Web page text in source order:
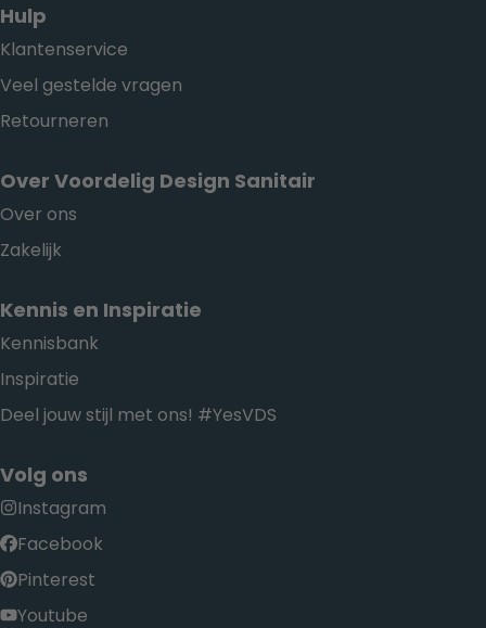
Hulp
Klantenservice
Veel gestelde vragen
Retourneren
Over Voordelig Design Sanitair
Over ons
Zakelijk
Kennis en Inspiratie
Kennisbank
Inspiratie
Deel jouw stijl met ons! #YesVDS
Volg ons
Instagram
Facebook
Pinterest
Youtube